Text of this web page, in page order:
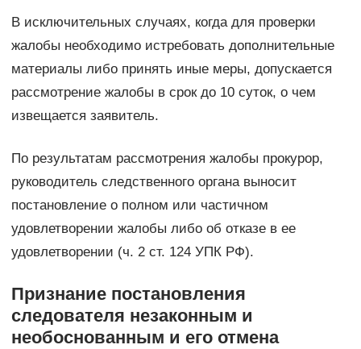
В исключительных случаях, когда для проверки
жалобы необходимо истребовать дополнительные
материалы либо принять иные меры, допускается
рассмотрение жалобы в срок до 10 суток, о чем
извещается заявитель.
По результатам рассмотрения жалобы прокурор,
руководитель следственного органа выносит
постановление о полном или частичном
удовлетворении жалобы либо об отказе в ее
удовлетворении (ч. 2 ст. 124 УПК РФ).
Признание постановления
следователя незаконным и
необоснованным и его отмена